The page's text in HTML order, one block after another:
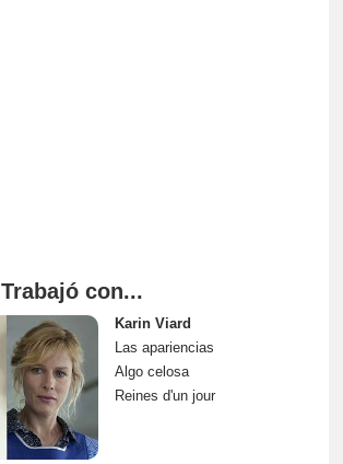
Trabajó con...
Karin Viard
Las apariencias
Algo celosa
Reines d'un jour